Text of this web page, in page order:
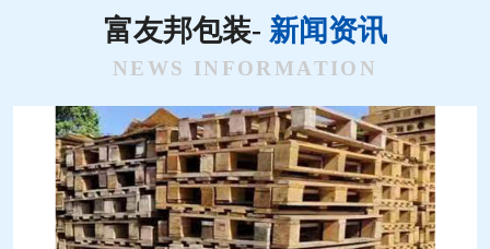
富友邦包装- 新闻资讯
NEWS INFORMATION